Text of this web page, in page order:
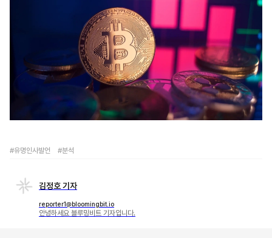
#유명인사발언 #분석
김정호 기자
reporter1@bloomingbit.io
안녕하세요 블루밍비트 기자입니다.